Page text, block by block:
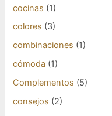
cocinas (1)
colores (3)
combinaciones (1)
cómoda (1)
Complementos (5)
consejos (2)